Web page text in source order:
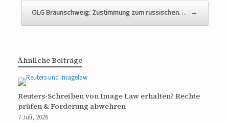
OLG Braunschweig: Zustimmung zum russischen… →
Ähnliche Beiträge
Reuters-Schreiben von Image Law erhalten? Rechte
prüfen & Forderung abwehren
7 Juli, 2026